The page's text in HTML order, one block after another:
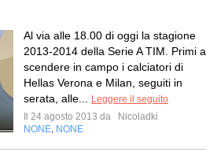
Al via alle 18.00 di oggi la stagione
2013-2014 della Serie A TIM. Primi a
scendere in campo i calciatori di
Hellas Verona e Milan, seguiti in
serata, alle...
Leggere il seguito
Il 24 agosto 2013 da
Nicoladki
NONE NONE